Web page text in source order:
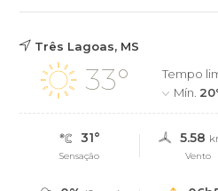
Três Lagoas, MS
33°
Tempo
Mín.
31°
Sensação
5.58
Vento